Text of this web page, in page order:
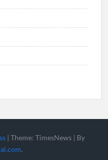
| Theme: TimesNews | By
.